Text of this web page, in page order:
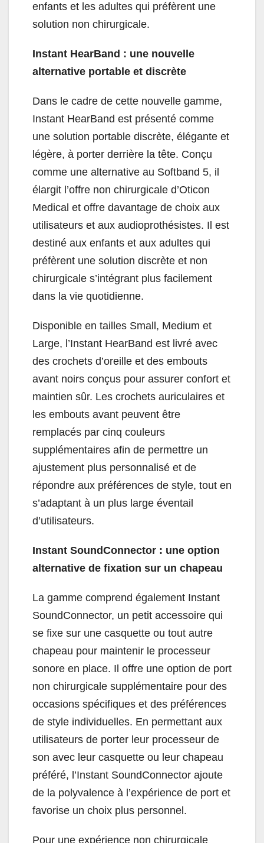
enfants et les adultes qui préfèrent une
solution non chirurgicale.
Instant HearBand : une nouvelle
alternative portable et discrète
Dans le cadre de cette nouvelle gamme,
Instant HearBand est présenté comme
une solution portable discrète, élégante et
légère, à porter derrière la tête. Conçu
comme une alternative au Softband 5, il
élargit l’offre non chirurgicale d’Oticon
Medical et offre davantage de choix aux
utilisateurs et aux audioprothésistes. Il est
destiné aux enfants et aux adultes qui
préfèrent une solution discrète et non
chirurgicale s’intégrant plus facilement
dans la vie quotidienne.
Disponible en tailles Small, Medium et
Large, l’Instant HearBand est livré avec
des crochets d’oreille et des embouts
avant noirs conçus pour assurer confort et
maintien sûr. Les crochets auriculaires et
les embouts avant peuvent être
remplacés par cinq couleurs
supplémentaires afin de permettre un
ajustement plus personnalisé et de
répondre aux préférences de style, tout en
s’adaptant à un plus large éventail
d’utilisateurs.
Instant SoundConnector : une option
alternative de fixation sur un chapeau
La gamme comprend également Instant
SoundConnector, un petit accessoire qui
se fixe sur une casquette ou tout autre
chapeau pour maintenir le processeur
sonore en place. Il offre une option de port
non chirurgicale supplémentaire pour des
occasions spécifiques et des préférences
de style individuelles. En permettant aux
utilisateurs de porter leur processeur de
son avec leur casquette ou leur chapeau
préféré, l’Instant SoundConnector ajoute
de la polyvalence à l’expérience de port et
favorise un choix plus personnel.
Pour une expérience non chirurgicale